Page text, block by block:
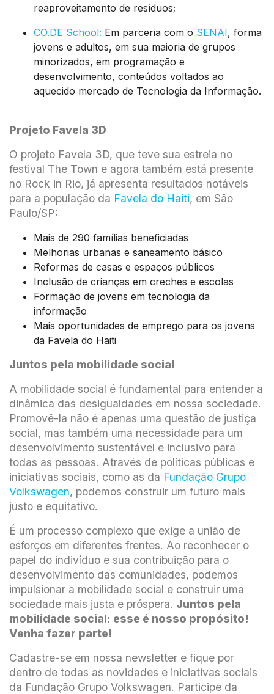
reaproveitamento de resíduos;
CO.DE School: Em parceria com o SENAI, forma
jovens e adultos, em sua maioria de grupos
minorizados, em programação e
desenvolvimento, conteúdos voltados ao
aquecido mercado de Tecnologia da Informação.
Projeto Favela 3D
O projeto Favela 3D, que teve sua estreia no
festival The Town e agora também está presente
no Rock in Rio, já apresenta resultados notáveis
para a população da Favela do Haiti, em São
Paulo/SP:
Mais de 290 famílias beneficiadas
Melhorias urbanas e saneamento básico
Reformas de casas e espaços públicos
Inclusão de crianças em creches e escolas
Formação de jovens em tecnologia da
informação
Mais oportunidades de emprego para os jovens
da Favela do Haiti
Juntos pela mobilidade social
A mobilidade social é fundamental para entender a
dinâmica das desigualdades em nossa sociedade.
Promovê-la não é apenas uma questão de justiça
social, mas também uma necessidade para um
desenvolvimento sustentável e inclusivo para
todas as pessoas. Através de políticas públicas e
iniciativas sociais, como as da Fundação Grupo
Volkswagen, podemos construir um futuro mais
justo e equitativo.
É um processo complexo que exige a união de
esforços em diferentes frentes. Ao reconhecer o
papel do indivíduo e sua contribuição para o
desenvolvimento das comunidades, podemos
impulsionar a mobilidade social e construir uma
sociedade mais justa e próspera. Juntos pela
mobilidade social: esse é nosso propósito!
Venha fazer parte!
Cadastre-se em nossa newsletter e fique por
dentro de todas as novidades e iniciativas sociais
da Fundação Grupo Volkswagen. Participe da